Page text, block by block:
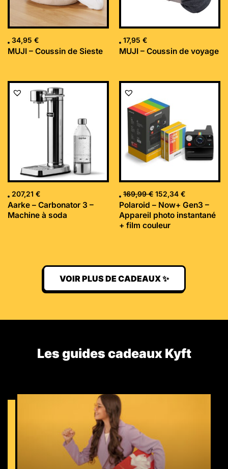
34,95 €
MUJI – Coussin de Sieste
17,95 €
MUJI – Coussin de voyage
207,21 €
Aarke – Carbonator 3 –
Machine à soda
169,99€
Le
initial
était :
169,99 €.
152,34 €
Le
Polaroid – Now+ Gen3 –
Appareil photo instantané
+ film couleur
VOIR PLUS DE CADEAUX ✨
Les guides cadeaux Kyft​